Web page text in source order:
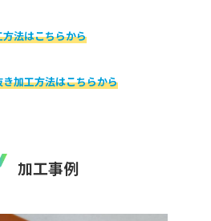
法はこちらから
き加工方法はこちらから
加工事例